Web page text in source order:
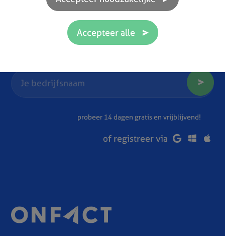
probeer 14 dagen gratis en vrijblijvend!
of registreer via